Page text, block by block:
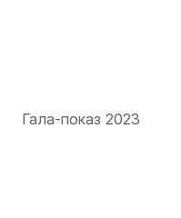
Гала-показ 2023